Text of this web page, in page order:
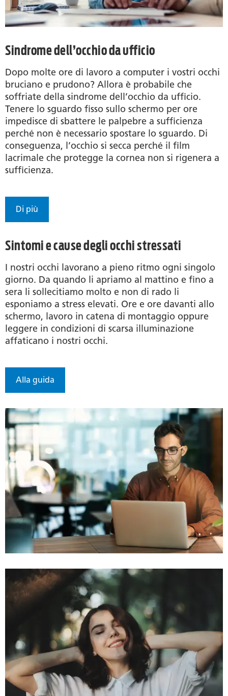
Sindrome dell’occhio da ufficio
Dopo molte ore di lavoro a computer i vostri occhi
bruciano e prudono? Allora è probabile che
soffriate della sindrome dell’occhio da ufficio.
Tenere lo sguardo fisso sullo schermo per ore
impedisce di sbattere le palpebre a sufficienza
perché non è necessario spostare lo sguardo. Di
conseguenza, l’occhio si secca perché il film
lacrimale che protegge la cornea non si rigenera a
sufficienza.
Di più
Sintomi e cause degli occhi stressati
I nostri occhi lavorano a pieno ritmo ogni singolo
giorno. Da quando li apriamo al mattino e fino a
sera li sollecitiamo molto e non di rado li
esponiamo a stress elevati. Ore e ore davanti allo
schermo, lavoro in catena di montaggio oppure
leggere in condizioni di scarsa illuminazione
affaticano i nostri occhi.
Alla guida